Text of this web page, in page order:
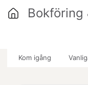
Kom igång
Bokföring